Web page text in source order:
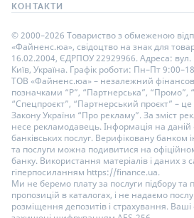
КОНТАКТИ
© 2000–2026 Товариство з обмеженою
«Файненс.юа», свідоцтво на знак для
16.02.2004, ЄДРПОУ 22929966. Адреса:
Київ, Україна. Графік роботи: Пн–Пт
ТОВ «Файненс.юа» – незалежний
позначками “Р”, “Партнерська”, “Промо”,
“Спецпроєкт”, “Партнерський проєкт” –
Закону України “Про рекламу”. За зміст
несе рекламодавець. Інформація на даній
банківських послуг. Верифіковану банком
та послуги можна подивитися на
банку. Використання матеріалів і даних з
гіперпосиланням https://finance.ua.
Ми не беремо плату за послуги підбору та
пропозицій в каталогах, і не надаємо
розміщення депозитів і страхування. Ваші